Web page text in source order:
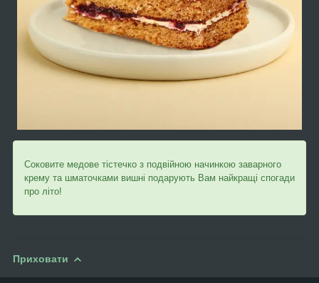
Соковите медове тістечко з подвійною начинкою заварного
крему та шматочками вишні подарують Вам найкращі спогади
про літо!
Приховати